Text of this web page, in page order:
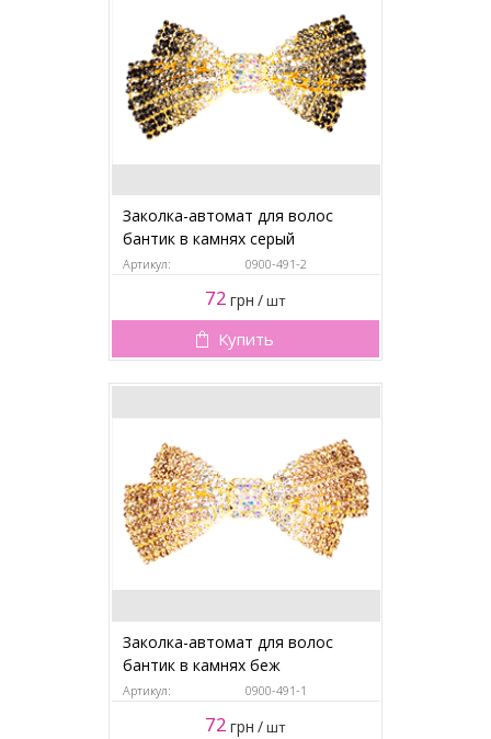
Заколка-автомат для волос
бантик в камнях серый
Артикул: 0900-491-2
72 грн /шт
Купить
Заколка-автомат для волос
бантик в камнях беж
Артикул: 0900-491-1
72 грн /шт